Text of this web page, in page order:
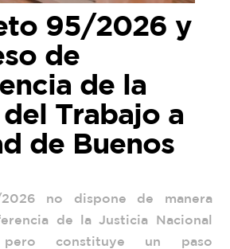
95/2026 y
de
de la
Trabajo a
de Buenos
no dispone de manera
de la Justicia Nacional
constituye un paso